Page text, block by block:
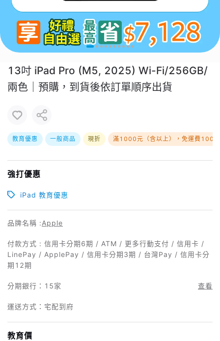
13吋 iPad Pro (M5, 2025) Wi-Fi/256GB/
兩色｜預購，到貨後依訂單順序出貨
教育優惠 一般商品 現折 滿1000元（含以上），免運費100元
強打優惠
iPad 教育優惠
品牌名稱 :Apple
付款方式 : 信用卡分期6期 / ATM / 更多行動支付 / 信用卡 /
LinePay / ApplePay / 信用卡分期3期 / 台灣Pay / 信用卡分
期12期
分期銀行： 15家 查看
運送方式：宅配到府
教育價